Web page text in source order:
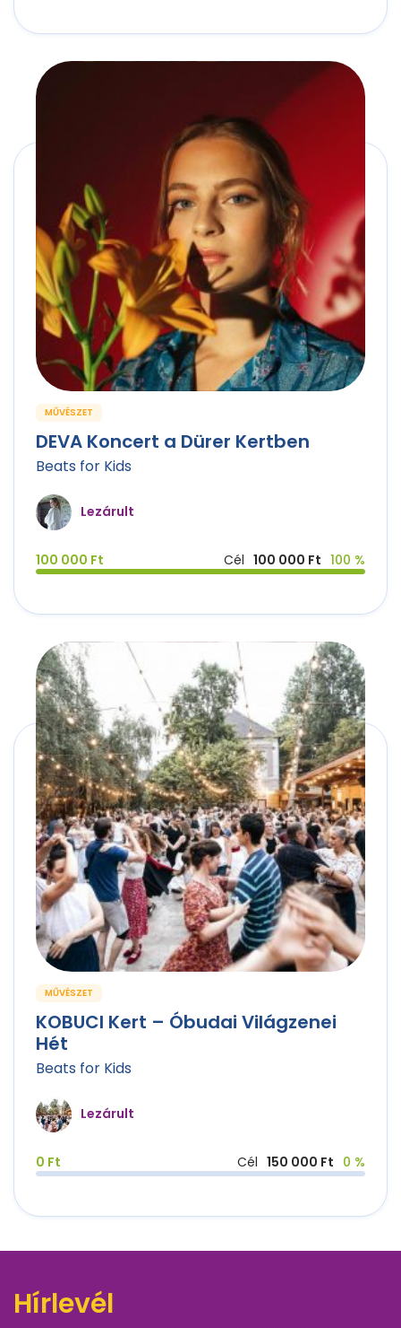
MŰVÉSZET
DEVA Koncert a Dürer Kertben
Beats for Kids
Lezárult
100 000 Ft Cél 100 000 Ft 100 %
MŰVÉSZET
KOBUCI Kert – Óbudai Világzenei
Hét
Beats for Kids
Lezárult
0 Ft Cél 150 000 Ft 0 %
Hírlevél